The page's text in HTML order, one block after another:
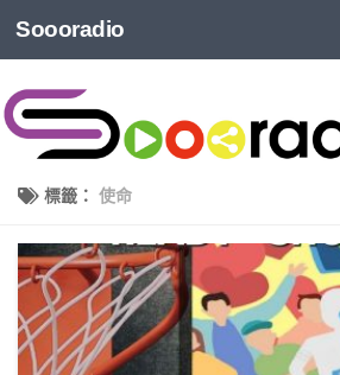
Soooradio
標籤： 使命